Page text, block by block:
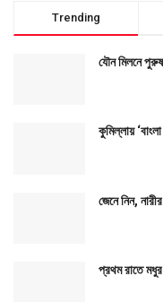
Trending
যৌন মিলনে
কুমিল্লায়
জেনে নিন,
প্রথম রাতে